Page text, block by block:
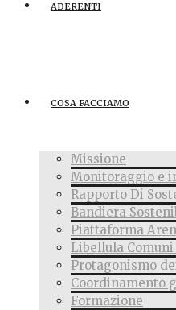
ADERENTI
COSA FACCIAMO
Missione
Monitoraggio e
Rapporto Di
Bandiera
Piattaforma
Libellula
Protagonismo
Coordinamento
Formazione